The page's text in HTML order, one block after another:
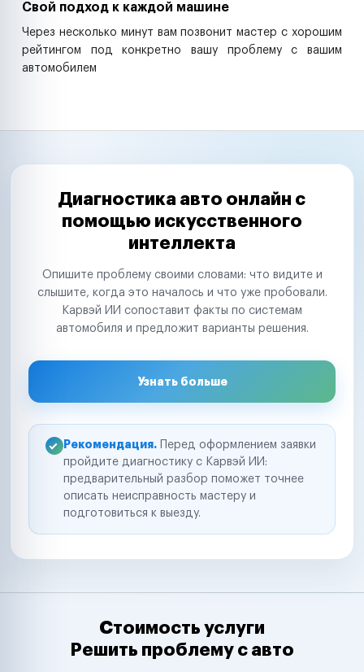
Свой подход к каждой машине
Через несколько минут вам позвонит мастер с хорошим
рейтингом под конкретно вашу проблему с вашим
автомобилем
Диагностика авто онлайн с
помощью искусственного
интеллекта
Опишите проблему своими словами: что видите и
слышите, когда это началось и что уже пробовали.
Карвэй ИИ сопоставит факты по системам
автомобиля и предложит варианты решения.
Узнать больше
Рекомендация. Перед оформлением заявки
пройдите диагностику с Карвэй ИИ:
предварительный разбор поможет точнее
описать неисправность мастеру и
подготовиться к выезду.
Стоимость услуги
Решить проблему с авто